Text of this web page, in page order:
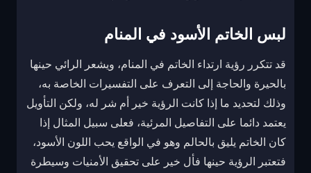
لبس الخاتم الأسود في المنام
قد تتكرر رؤية ارتداء الخاتم في المنام، ويشعر الرائي حينها
بالحيرة والحاجة إلى التعرف على التفسيرات الخاصة به،
وذلك لتحديد ما إذا كانت الرؤية خير أم شر له، ولكن التأويل
يعتمد دائما على التفاصيل المرئية، فعلى سبيل المثال إذا
كان الخاتم يليق بالحالم وهو في الواقع يحب اللون الأسود،
فتعتبر الرؤية حينها فأل خير على تحقيق الأمنيات وسيطرة